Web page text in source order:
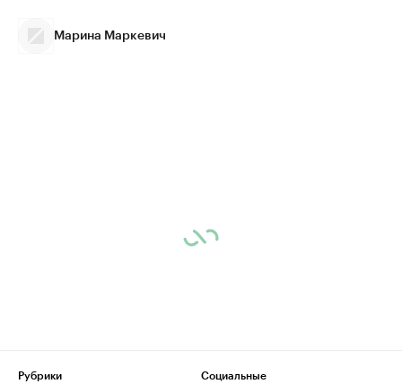
Марина Маркевич
Рубрики
Социальные